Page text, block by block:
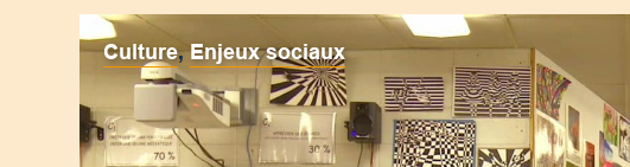
Culture,Enjeux sociaux